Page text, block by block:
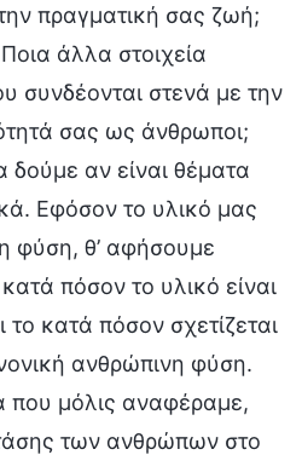
πραγματική σας ζωή;
άλλα στοιχεία
συνδέονται στενά με την
σας ως άνθρωποι;
αν είναι θέματα
Εφόσον το υλικό μας
φύση, θ’ αφήσουμε
πόσον το υλικό είναι
το κατά πόσον σχετίζεται
ανθρώπινη φύση.
που μόλις αναφέραμε,
των ανθρώπων στο